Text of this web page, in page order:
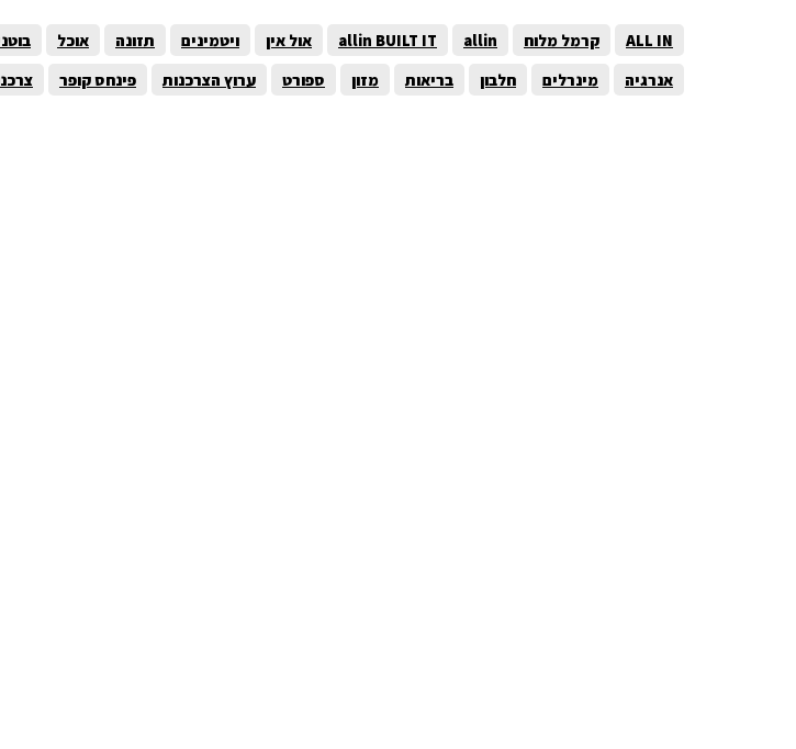
ALL IN קרמל מלוח allin BUILT IT allin אול אין ויטמינים תזונה אוכל
אנרגיה
מינרלים חלבון בריאות מזון ספורט ערוץ הצרכנות פינחס קופר